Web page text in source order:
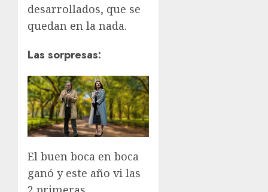
desarrollados, que se
quedan en la nada.
Las sorpresas:
El buen boca en boca
ganó y este año vi las